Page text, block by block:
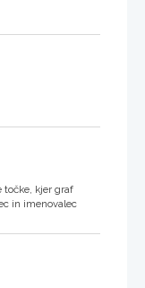
točke, kjer graf
in imenovalec